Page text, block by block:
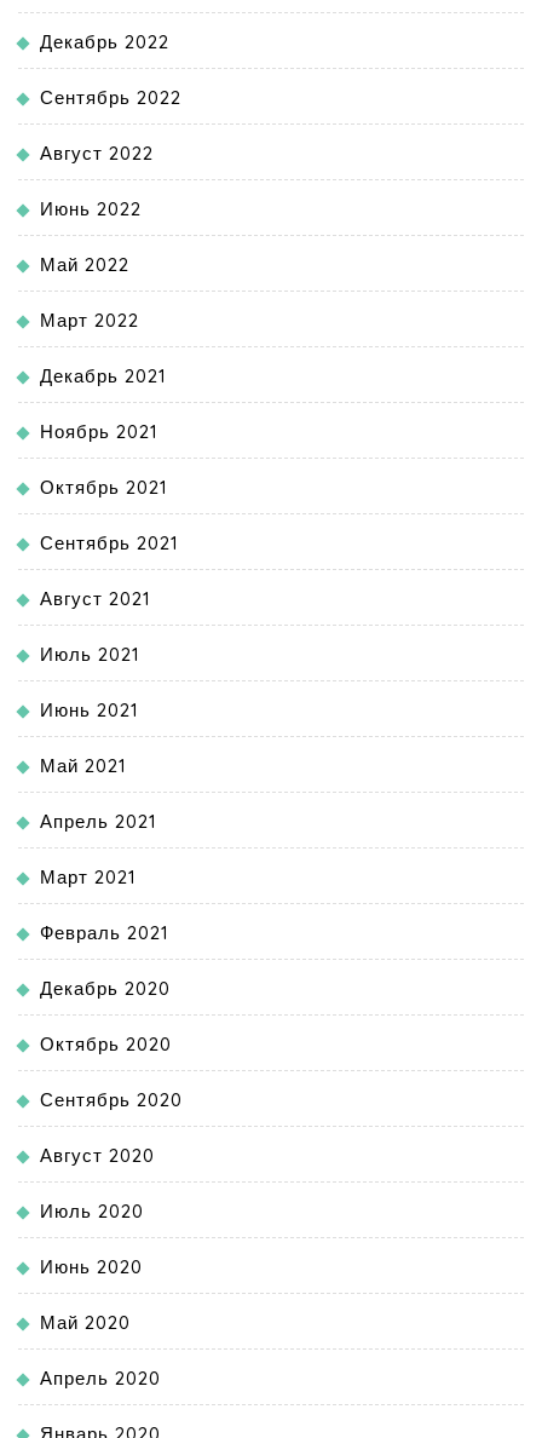
Декабрь 2022
Сентябрь 2022
Август 2022
Июнь 2022
Май 2022
Март 2022
Декабрь 2021
Ноябрь 2021
Октябрь 2021
Сентябрь 2021
Август 2021
Июль 2021
Июнь 2021
Май 2021
Апрель 2021
Март 2021
Февраль 2021
Декабрь 2020
Октябрь 2020
Сентябрь 2020
Август 2020
Июль 2020
Июнь 2020
Май 2020
Апрель 2020